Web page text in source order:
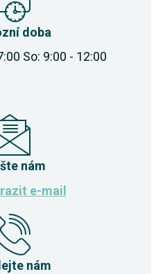
doba
So: 9:00 - 12:00
nám
e-mail
nám